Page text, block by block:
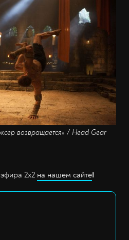
возвращается» / Head Gear
2x2 на нашем сайте!